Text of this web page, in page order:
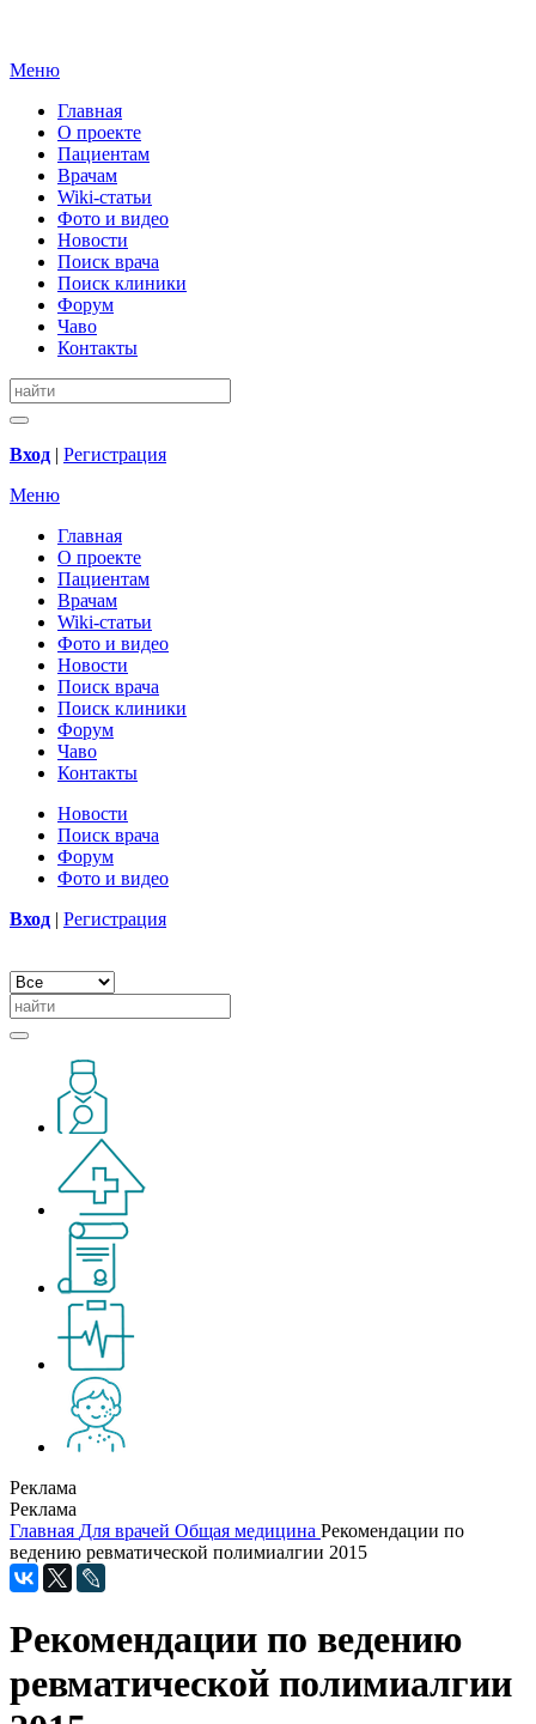
Меню
Главная
О проекте
Пациентам
Врачам
Wiki-статьи
Фото и видео
Новости
Поиск врача
Поиск клиники
Форум
Чаво
Контакты
Вход | Регистрация
Меню
Главная
О проекте
Пациентам
Врачам
Wiki-статьи
Фото и видео
Новости
Поиск врача
Поиск клиники
Форум
Чаво
Контакты
Новости
Поиск врача
Форум
Фото и видео
Вход | Регистрация
Реклама
Реклама
Главная Для врачей Общая медицина Рекомендации по
ведению ревматической полимиалгии 2015
Рекомендации по ведению
ревматической полимиалгии